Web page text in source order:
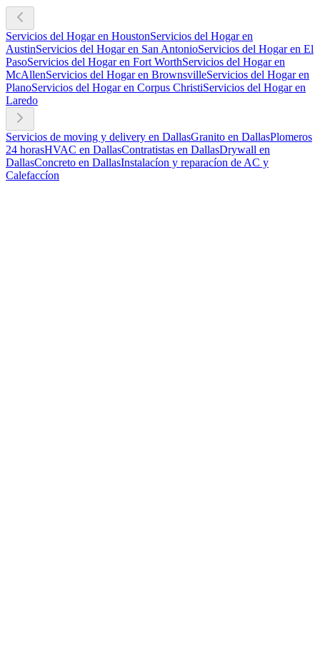
Servicios del Hogar en HoustonServicios del Hogar en
AustinServicios del Hogar en San AntonioServicios del Hogar en El
PasoServicios del Hogar en Fort WorthServicios del Hogar en
McAllenServicios del Hogar en BrownsvilleServicios del Hogar en
PlanoServicios del Hogar en Corpus ChristiServicios del Hogar en
Laredo
Servicios de moving y delivery en DallasGranito en DallasPlomeros
24 horasHVAC en DallasContratistas en DallasDrywall en
DallasConcreto en DallasInstalacíon y reparacíon de AC y
Calefaccíon